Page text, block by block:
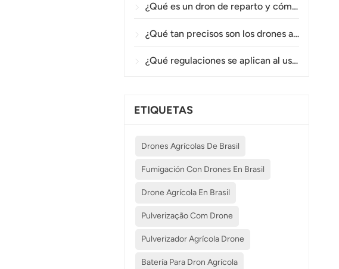
¿Qué es un dron de reparto y cómo funciona la entrega mediante drones?
¿Qué tan precisos son los drones agrícolas en la pulverización y el monitoreo de cultivos?
¿Qué regulaciones se aplican al uso de drones agrícolas en diferentes países?
ETIQUETAS
Drones Agrícolas De Brasil
Fumigación Con Drones En Brasil
Drone Agrícola En Brasil
Pulverização Com Drone
Pulverizador Agrícola Drone
Batería Para Dron Agrícola